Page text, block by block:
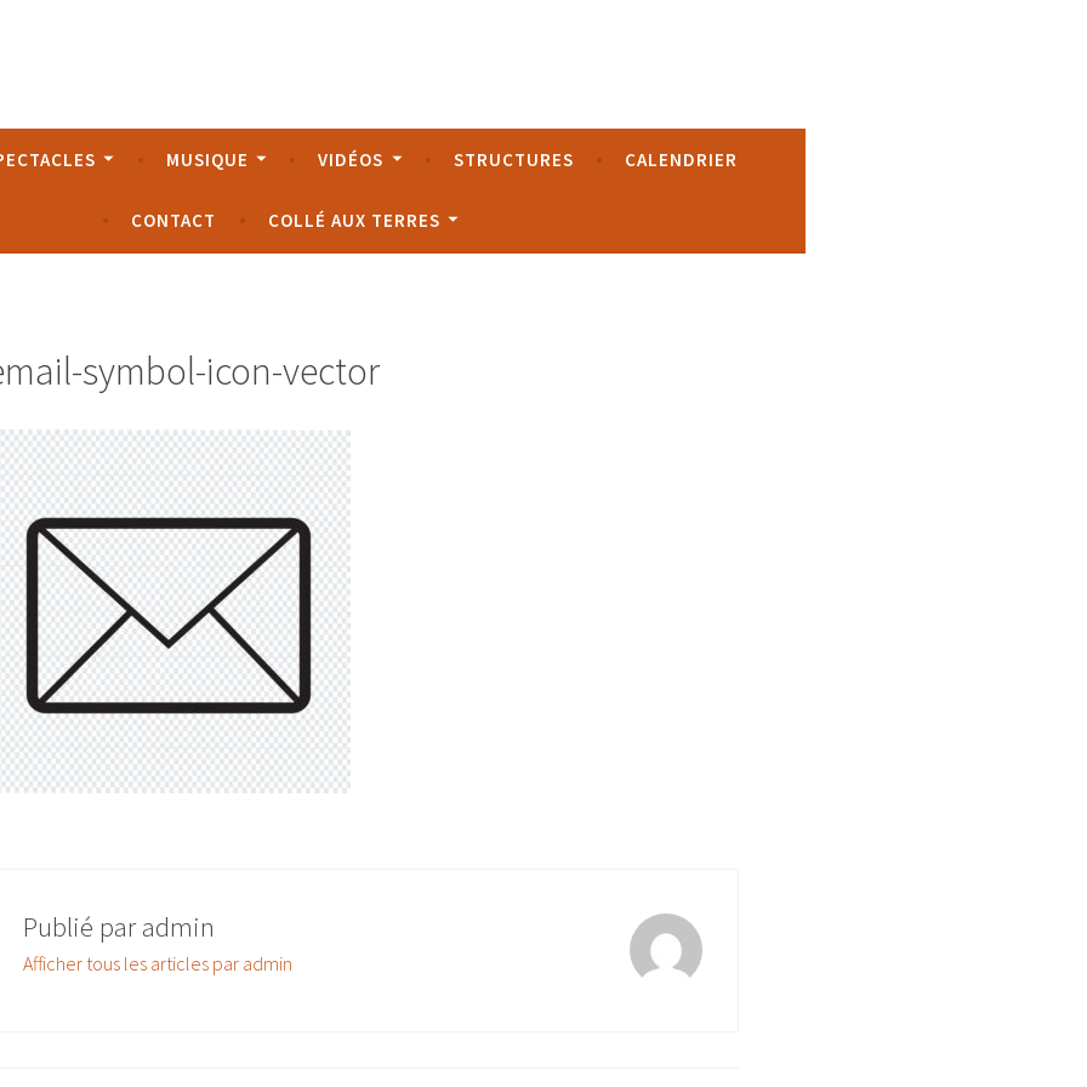
MUSIQUE VIDÉOS STRUCTURES CALENDRIER
CONTACT COLLÉ AUX TERRES
symbol-icon-vector
Publié paradmin
Afficher tous les articles par admin